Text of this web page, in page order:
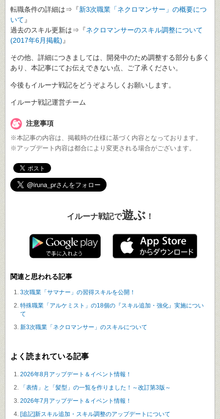
転職条件の詳細は⇒『新3次職業「ネクロマンサー」の概要につ
いて 』
過去のスキル更新は⇒『ネクロマンサーのスキル調整について
(2017年6月掲載) 』
その他、詳細につきましては、開発中のため調整する部分も多く
あり、本記事にてお伝えできない点、ご了承ください。
今後もイルーナ戦記をどうぞよろしくお願いします。
イルーナ戦記運営チーム
注意事項
※本記事の内容は、掲載時の仕様に基づく内容となっております。
※アップデート内容は都合により変更される場合がございます。
イルーナ戦記で遊ぶ ！
関連と思われる記事
3次職業「サマナー」の習得スキルを公開！
特殊職業「アルケミスト」の18個の『スキル追加・強化』実施につい
て
新3次職業「ネクロマンサー」のスキルについて
よく読まれている記事
2026年8月アップデート＆イベント情報！
「表情」と「髪型」の一覧を作りました！～改訂第3版～
2026年7月アップデート＆イベント情報！
[追記]新スキル追加・スキル調整のアップデートについて